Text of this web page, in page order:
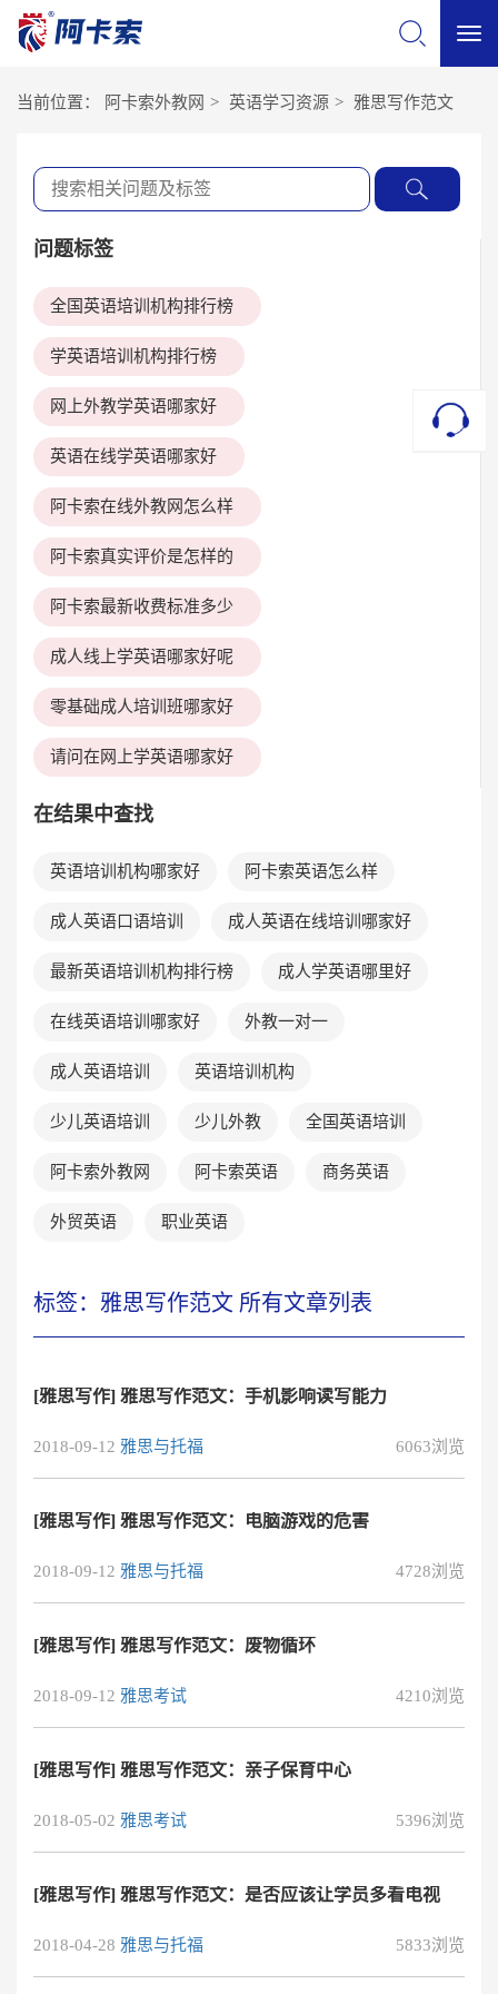
当前位置： 阿卡索外教网 > 英语学习资源 > 雅思写作范文
问题标签
全国英语培训机构排行榜
学英语培训机构排行榜
网上外教学英语哪家好
英语在线学英语哪家好
阿卡索在线外教网怎么样
阿卡索真实评价是怎样的
阿卡索最新收费标准多少
成人线上学英语哪家好呢
零基础成人培训班哪家好
请问在网上学英语哪家好
在结果中查找
英语培训机构哪家好 阿卡索英语怎么样
成人英语口语培训 成人英语在线培训哪家好
最新英语培训机构排行榜 成人学英语哪里好
在线英语培训哪家好 外教一对一
成人英语培训 英语培训机构
少儿英语培训 少儿外教 全国英语培训
阿卡索外教网 阿卡索英语 商务英语
外贸英语 职业英语
标签：雅思写作范文 所有文章列表
[雅思写作] 雅思写作范文：手机影响读写能力
2018-09-12 雅思与托福 6063浏览
[雅思写作] 雅思写作范文：电脑游戏的危害
2018-09-12 雅思与托福 4728浏览
[雅思写作] 雅思写作范文：废物循环
2018-09-12 雅思考试 4210浏览
[雅思写作] 雅思写作范文：亲子保育中心
2018-05-02 雅思考试 5396浏览
[雅思写作] 雅思写作范文：是否应该让学员多看电视
2018-04-28 雅思与托福 5833浏览